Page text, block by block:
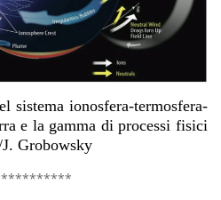
sistema ionosfera-termosfera-
e la gamma di processi fisici
Grobowsky